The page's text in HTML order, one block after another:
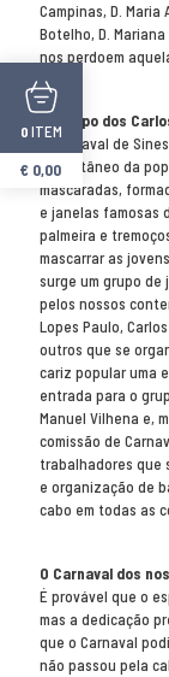
Campinas, D. Maria
Botelho, D.
nos perdoem
O “grupo dos
O Carnaval de
espontâneo da
mascaradas,
e janelas famosas
palmeira e
mascarrar as
surge um grupo de
pelos nossos
Lopes Paulo,
outros que se
cariz popular uma
entrada para o
Manuel Vilhena e,
comissão de
trabalhadores que
e organização de
cabo em todas as
O Carnaval dos
É provável que o
mas a dedicação
que o Carnaval
não passou pela
0 ITEM
€ 0,00